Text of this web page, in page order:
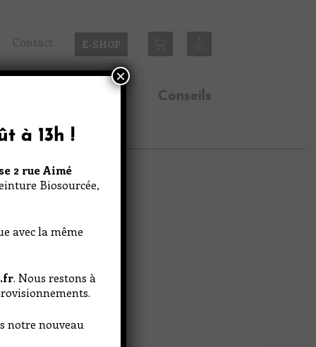
Contact E-SHOP
Conseils
à 13h !
2 rue Aimé
Biosourcée,
avec la même
. Nous restons à
notre nouveau
×